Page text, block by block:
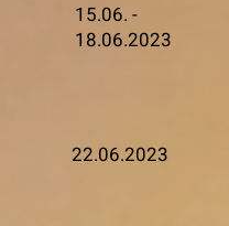
15.06. -
18.06.2023
22.06.2023